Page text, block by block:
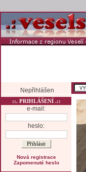
Nepřihlášen
::. PRIHLÁŠENÍ .::
e-mail:
heslo:
Nová registrace
Zapomenuté heslo